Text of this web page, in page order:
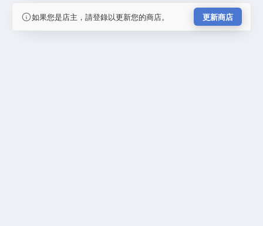
如果您是店主，請登錄以更新您的商店。 更新商店